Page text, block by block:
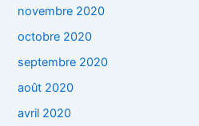
novembre 2020
octobre 2020
septembre 2020
août 2020
avril 2020